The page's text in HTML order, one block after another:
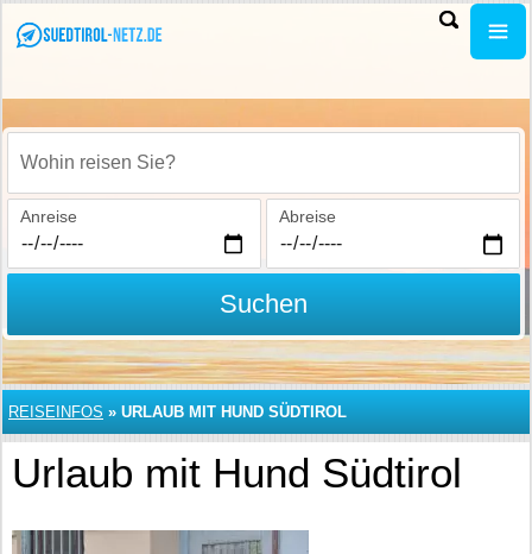
Wohin reisen Sie?
Anreise Abreise
Suchen
REISEINFOS » URLAUB MIT HUND SÜDTIROL
Urlaub mit Hund Südtirol